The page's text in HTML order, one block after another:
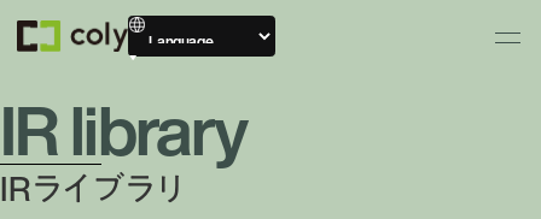
IR library
IRライブラリ